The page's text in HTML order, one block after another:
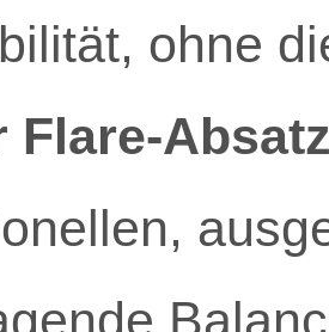
ohne
Flare-